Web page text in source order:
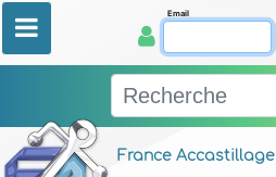
France Accastillage
Email